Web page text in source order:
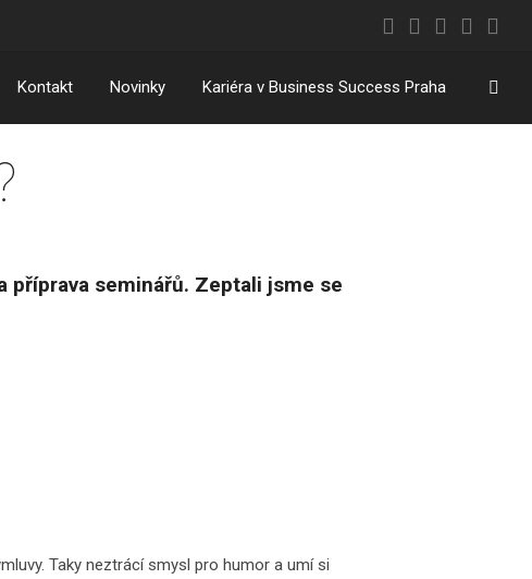
Kontakt Novinky Kariéra v Business Success Praha
seminářů. Zeptali jsme se
Taky neztrácí smysl pro humor a umí si